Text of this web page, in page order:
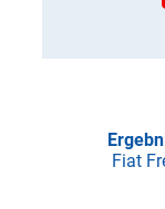
Fiat